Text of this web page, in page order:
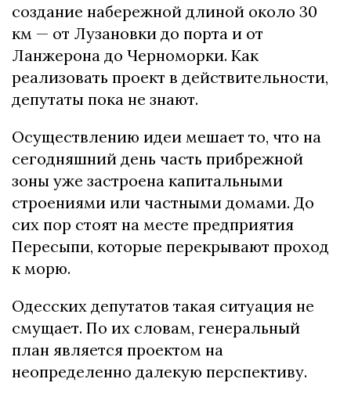
создание набережной длиной около 30
км — от Лузановки до порта и от
Ланжерона до Черноморки. Как
реализовать проект в действительности,
депутаты пока не знают.
Осуществлению идеи мешает то, что на
сегодняшний день часть прибрежной
зоны уже застроена капитальными
строениями или частными домами. До
сих пор стоят на месте предприятия
Пересыпи, которые перекрывают проход
к морю.
Одесских депутатов такая ситуация не
смущает. По их словам, генеральный
план является проектом на
неопределенно далекую перспективу.